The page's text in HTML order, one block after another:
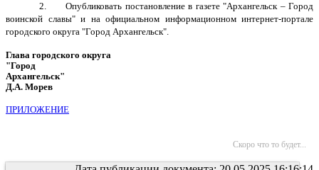
2. Опубликовать постановление в газете "Архангельск – Город
воинской славы" и на официальном информационном интернет-портале
городского округа "Город Архангельск".
Глава городского округа
"Город
Архангельск"
Д.А. Морев
ПРИЛОЖЕНИЕ
Скоро что то будет...